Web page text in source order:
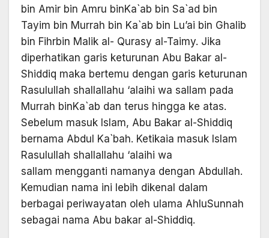
bin Amir bin Amru binKa`ab bin Sa`ad bin
Tayim bin Murrah bin Ka`ab bin Lu’ai bin Ghalib
bin Fihrbin Malik al- Qurasy al-Taimy. Jika
diperhatikan garis keturunan Abu Bakar al-
Shiddiq maka bertemu dengan garis keturunan
Rasulullah shallallahu ‘alaihi wa sallam pada
Murrah binKa`ab dan terus hingga ke atas.
Sebelum masuk Islam, Abu Bakar al-Shiddiq
bernama Abdul Ka`bah. Ketikaia masuk Islam
Rasulullah shallallahu ‘alaihi wa
sallam mengganti namanya dengan Abdullah.
Kemudian nama ini lebih dikenal dalam
berbagai periwayatan oleh ulama AhluSunnah
sebagai nama Abu bakar al-Shiddiq.